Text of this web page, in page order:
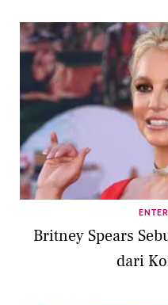
Britney Spears
dari